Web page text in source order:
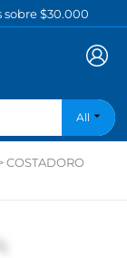
sobre $30.000
All
COSTADORO